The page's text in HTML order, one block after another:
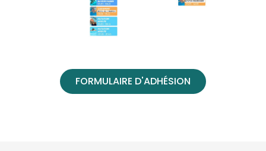
FORMULAIRE D'ADHÉSION